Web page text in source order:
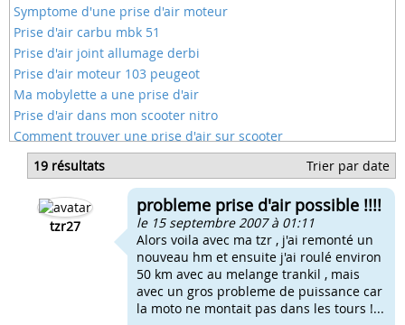
Symptome d'une prise d'air moteur
Prise d'air carbu mbk 51
Prise d'air joint allumage derbi
Prise d'air moteur 103 peugeot
Ma mobylette a une prise d'air
Prise d'air dans mon scooter nitro
Comment trouver une prise d'air sur scooter
Manchon boite a air tzr
Probleme de lumiere sur tzr
Probleme acceleration tzr 50
Probleme arriver essence tzr
19 résultats Trier par date
tzr27
probleme prise d'air possible !!!!
le 15 septembre 2007 à 01:11
Alors voila avec ma tzr , j'ai remonté un
nouveau hm et ensuite j'ai roulé environ
50 km avec au melange trankil , mais
avec un gros probleme de puissance car
la moto ne montait pas dans les tours !...